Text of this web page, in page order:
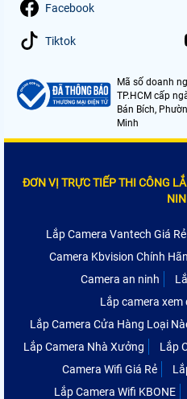
Facebook
Tiktok
Mã số doanh
TP.HCM cấp
Bán Bích,
Minh
ĐƠN VỊ TRỰC TIẾP THI CÔNG
Lắp Camera Vantech Giá Rẻ
Camera Kbvision Chính
Camera an ninh
Lắp camera
Lắp Camera Cửa Hàng Loại
Lắp Camera Nhà Xưởng
Lắp
Camera Wifi Giá Rẻ
Lắp Camera Wifi KBONE